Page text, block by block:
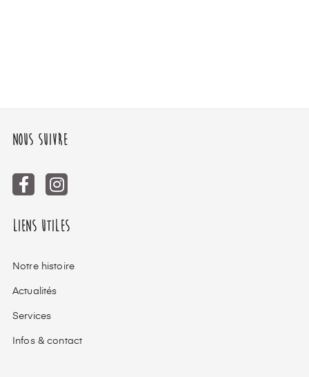
Nous suivre
Liens utiles
Notre histoire
Actualités
Services
Infos & contact